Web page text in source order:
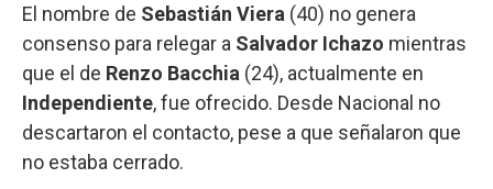
El nombre de Sebastián Viera (40) no genera
consenso para relegar a Salvador Ichazo mientras
que el de Renzo Bacchia (24), actualmente en
Independiente, fue ofrecido. Desde Nacional no
descartaron el contacto, pese a que señalaron que
no estaba cerrado.